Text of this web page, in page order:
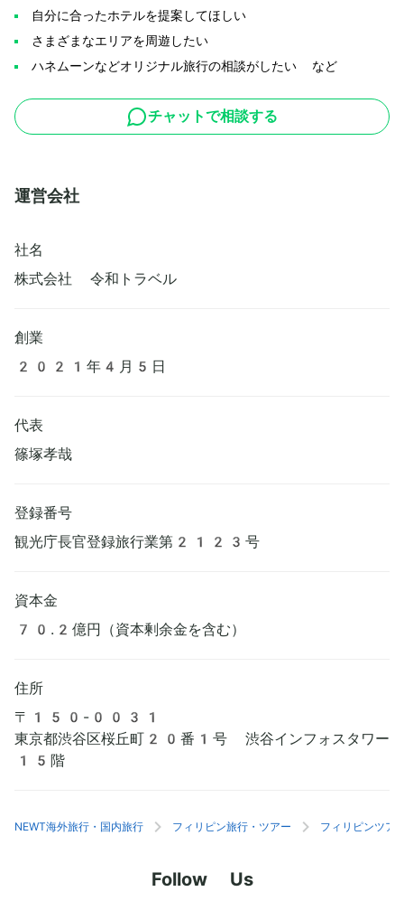
自分に合ったホテルを提案してほしい
さまざまなエリアを周遊したい
ハネムーンなどオリジナル旅行の相談がしたい など
チャットで相談する
運営会社
社名
株式会社 令和トラベル
創業
2021年4月5日
代表
篠塚孝哉
登録番号
観光庁長官登録旅行業第2123号
資本金
70.2億円（資本剰余金を含む）
住所
〒150-0031
東京都渋谷区桜丘町20番1号 渋谷インフォスタワー
15階
NEWT海外旅行・国内旅行 フィリピン旅行・ツアー フィリピンツア
Follow Us